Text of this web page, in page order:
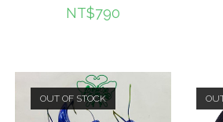
NT$790
OUT OF STOCK